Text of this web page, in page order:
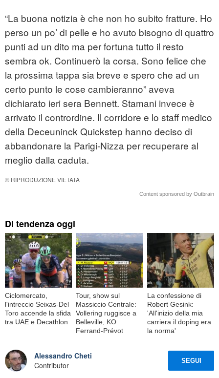
“La buona notizia è che non ho subito fratture. Ho
perso un po’ di pelle e ho avuto bisogno di quattro
punti ad un dito ma per fortuna tutto il resto
sembra ok. Continuerò la corsa. Sono felice che
la prossima tappa sia breve e spero che ad un
certo punto le cose cambieranno” aveva
dichiarato ieri sera Bennett. Stamani invece è
arrivato il contrordine. Il corridore e lo staff medico
della Deceuninck Quickstep hanno deciso di
abbandonare la Parigi-Nizza per recuperare al
meglio dalla caduta.
© RIPRODUZIONE VIETATA
Content sponsored by Outbrain
Di tendenza oggi
Ciclomercato,
l'intreccio Seixas-Del
Toro accende la sfida
tra UAE e Decathlon
Tour, show sul
Massiccio Centrale:
Vollering ruggisce a
Belleville, KO
Ferrand-Prévot
La confessione di
Robert Gesink:
'All'inizio della mia
carriera il doping era
la norma'
Alessandro Cheti
Contributor
SEGUI